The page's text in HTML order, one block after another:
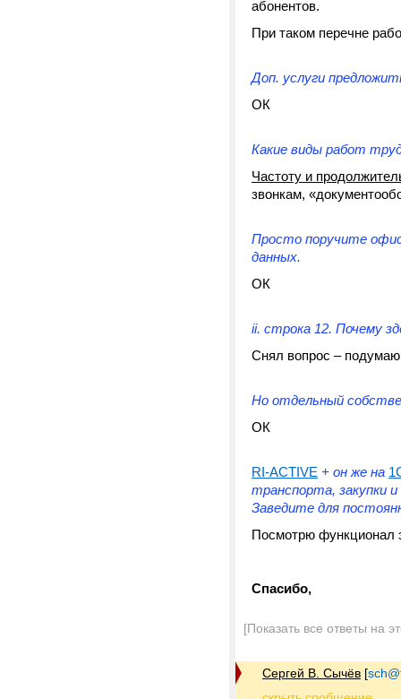
абонентов.
При таком перечне
Доп. услуги
ОК
Какие виды работ
Частоту и
звонкам,
Просто поручите
данных.
ОК
ii. строка 12. Почему
Снял вопрос –
Но отдельный
ОК
RI-ACTIVE + он же на
транспорта, закупки
Заведите для
Посмотрю функционал
Спасибо,
[Показать все ответы на
Сергей В. Сычёв [